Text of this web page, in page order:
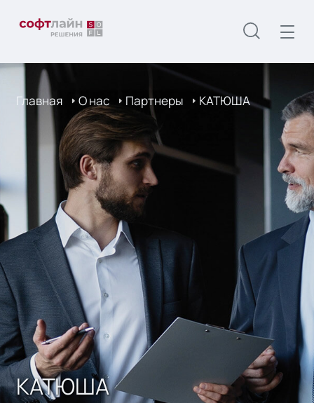
Главная О нас Партнеры КАТЮША
КАТЮША